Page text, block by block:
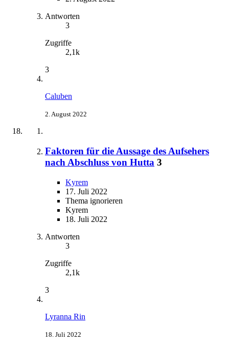
Antworten
3
Zugriffe
2,1k
3
Caluben
2. August 2022
Faktoren für die Aussage des Aufsehers
nach Abschluss von Hutta 3
Kyrem
17. Juli 2022
Thema ignorieren
Kyrem
18. Juli 2022
Antworten
3
Zugriffe
2,1k
3
Lyranna Rin
18. Juli 2022